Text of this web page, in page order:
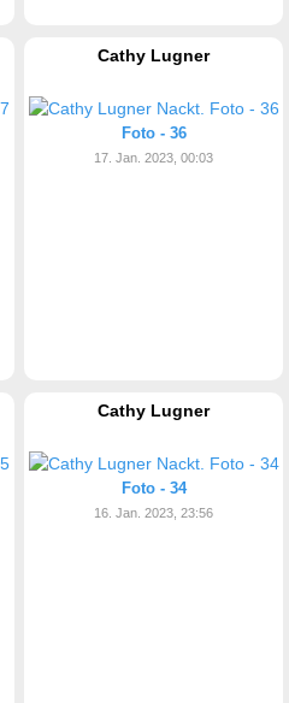
Cathy Lugner
Foto - 36
17. Jan. 2023, 00:03
Cathy Lugner
Foto - 34
16. Jan. 2023, 23:56